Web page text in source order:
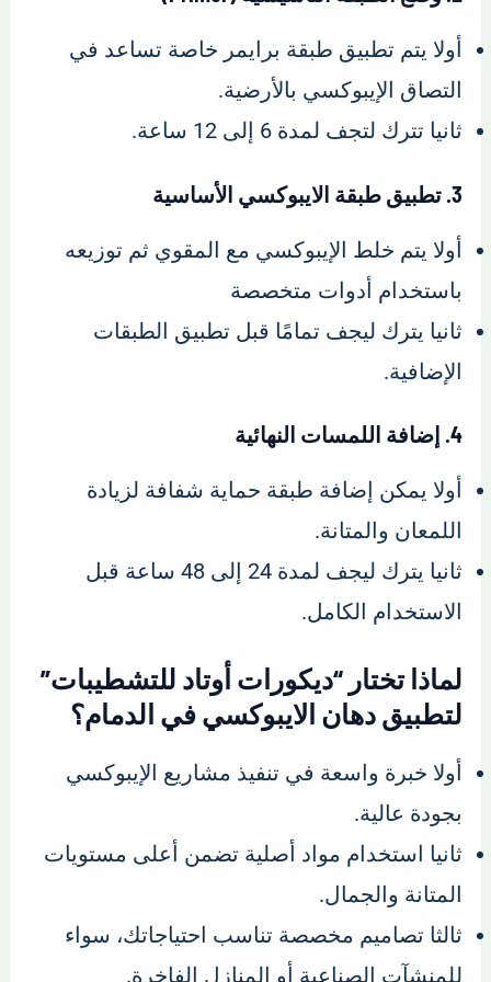
أولا يتم تطبيق طبقة برايمر خاصة تساعد في
التصاق الإيبوكسي بالأرضية.
ثانيا تترك لتجف لمدة 6 إلى 12 ساعة.
3. تطبيق طبقة الايبوكسي الأساسية
أولا يتم خلط الإيبوكسي مع المقوي ثم توزيعه
باستخدام أدوات متخصصة
ثانيا يترك ليجف تمامًا قبل تطبيق الطبقات
الإضافية.
4. إضافة اللمسات النهائية
أولا يمكن إضافة طبقة حماية شفافة لزيادة
اللمعان والمتانة.
ثانيا يترك ليجف لمدة 24 إلى 48 ساعة قبل
الاستخدام الكامل.
لماذا تختار “ديكورات أوتاد للتشطيبات”
لتطبيق دهان الايبوكسي في الدمام؟
أولا خبرة واسعة في تنفيذ مشاريع الإيبوكسي
بجودة عالية.
ثانيا استخدام مواد أصلية تضمن أعلى مستويات
المتانة والجمال.
ثالثا تصاميم مخصصة تناسب احتياجاتك، سواء
للمنشآت الصناعية أو المنازل الفاخرة.